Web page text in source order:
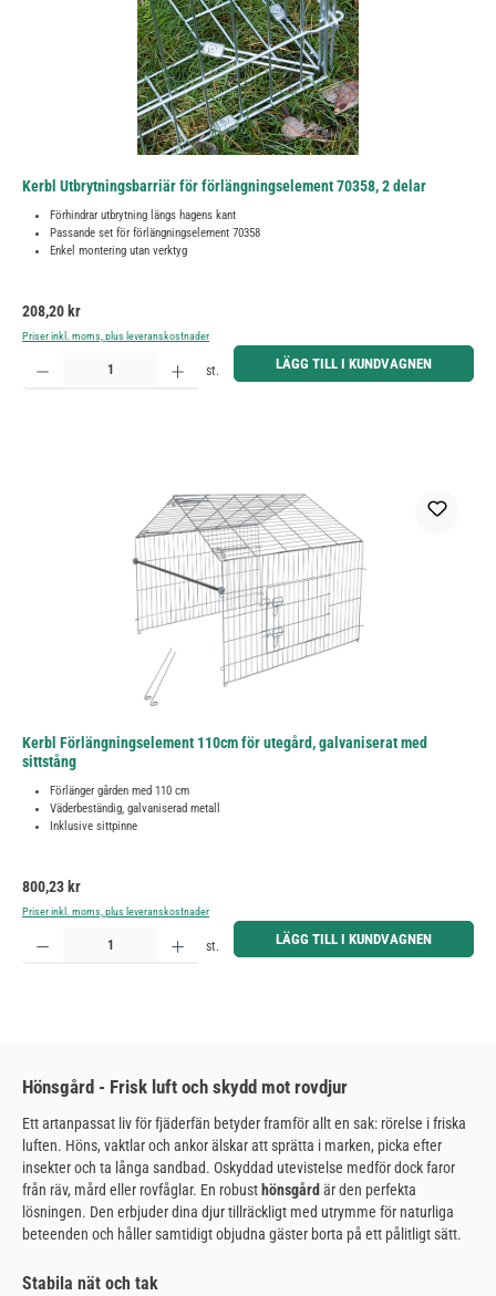
Kerbl Utbrytningsbarriär för förlängningselement 70358, 2 delar
Förhindrar utbrytning längs hagens kant
Passande set för förlängningselement 70358
Enkel montering utan verktyg
Ordinarie pris:
208,20 kr
Priser inkl. moms, plus leveranskostnader
Produktkvantitet: Ange önskat belopp eller använd knapparna för att öka eller minska kvantiteten.
st. LÄGG TILL I KUNDVAGNEN
Kerbl Förlängningselement 110cm för utegård, galvaniserat med
sittstång
Förlänger gården med 110 cm
Väderbeständig, galvaniserad metall
Inklusive sittpinne
Ordinarie pris:
800,23 kr
Priser inkl. moms, plus leveranskostnader
Produktkvantitet: Ange önskat belopp eller använd knapparna för att öka eller minska kvantiteten.
st. LÄGG TILL I KUNDVAGNEN
Hönsgård - Frisk luft och skydd mot rovdjur
Ett artanpassat liv för fjäderfän betyder framför allt en sak: rörelse i friska
luften. Höns, vaktlar och ankor älskar att sprätta i marken, picka efter
insekter och ta långa sandbad. Oskyddad utevistelse medför dock faror
från räv, mård eller rovfåglar. En robust hönsgård är den perfekta
lösningen. Den erbjuder dina djur tillräckligt med utrymme för naturliga
beteenden och håller samtidigt objudna gäster borta på ett pålitligt sätt.
Stabila nät och tak